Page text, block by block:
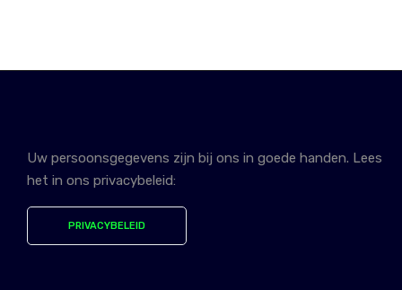
Uw persoonsgegevens zijn bij ons in goede handen. Lees
het in ons privacybeleid:
PRIVACYBELEID